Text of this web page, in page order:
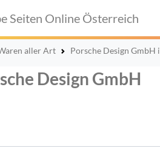
Seiten Online Österreich
aller Art Porsche Design
Design GmbH